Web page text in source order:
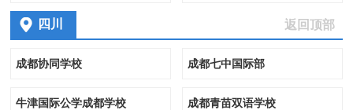
四川 返回顶部
成都协同学校 成都七中国际部
牛津国际公学成都学校 成都青苗双语学校